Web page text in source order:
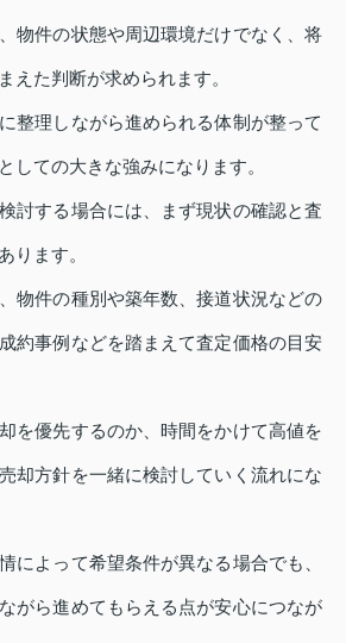
物件の状態や周辺環境だけでなく、将
えた判断が求められます。
整理しながら進められる体制が整って
しての大きな強みになります。
討する場合には、まず現状の確認と査
ります。
物件の種別や築年数、接道状況などの
約事例などを踏まえて査定価格の目安
を優先するのか、時間をかけて高値を
却方針を一緒に検討していく流れにな
によって希望条件が異なる場合でも、
がら進めてもらえる点が安心につなが